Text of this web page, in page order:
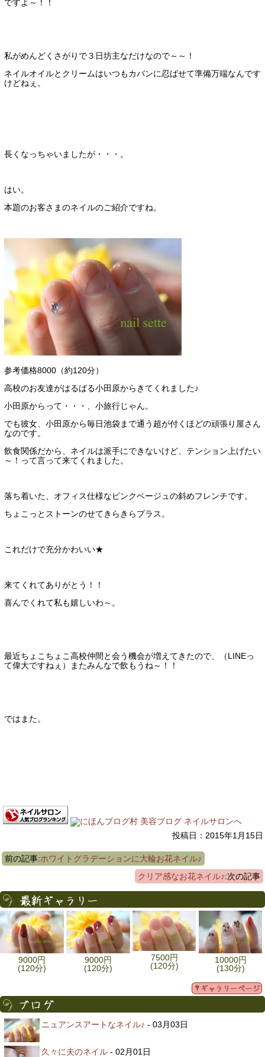
ですよ～！！
私がめんどくさがりで３日坊主なだけなので～～！
ネイルオイルとクリームはいつもカバンに忍ばせて準備万端なんです
けどねぇ。
長くなっちゃいましたが・・・。
はい。
本題のお客さまのネイルのご紹介ですね。
参考価格8000（約120分）
高校のお友達がはるばる小田原からきてくれました♪
小田原からって・・・、小旅行じゃん。
でも彼女、小田原から毎日池袋まで通う超が付くほどの頑張り屋さん
なのです。
飲食関係だから、ネイルは派手にできないけど、テンション上げたい
～！って言って来てくれました。
落ち着いた、オフィス仕様なピンクベージュの斜めフレンチです。
ちょこっとストーンのせてきらきらプラス。
これだけで充分かわいい★
来てくれてありがとう！！
喜んでくれて私も嬉しいわ～。
最近ちょこちょこ高校仲間と会う機会が増えてきたので、（LINEっ
て偉大ですねぇ）またみんなで飲もうね～！！
ではまた。
投稿日：2015年1月15日
前の記事:ホワイトグラデーションに大輪お花ネイル♪
クリア感なお花ネイル♪:次の記事
9000円
(120分)
9000円
(120分)
7500円
(120分)
10000円
(130分)
ニュアンスアートなネイル♪ - 03月03日
久々に夫のネイル - 02月01日